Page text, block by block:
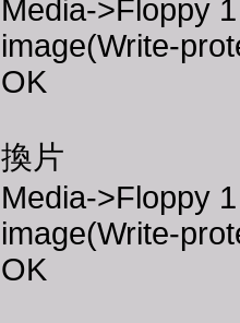
Media->Floppy
image(Write-
OK
換片
Media->Floppy
image(Write-
OK